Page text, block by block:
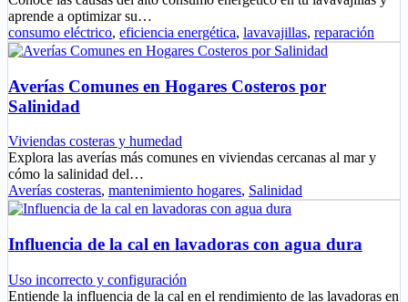
aprende a optimizar su…
consumo eléctrico, eficiencia energética, lavavajillas, reparación
Averías Comunes en Hogares Costeros por
Salinidad
Viviendas costeras y humedad
Explora las averías más comunes en viviendas cercanas al mar y
cómo la salinidad del…
Averías costeras, mantenimiento hogares, Salinidad
Influencia de la cal en lavadoras con agua dura
Uso incorrecto y configuración
Entiende la influencia de la cal en el rendimiento de las lavadoras en